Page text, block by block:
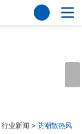
行业新闻 > 防潮散热风